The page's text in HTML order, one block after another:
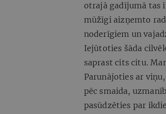
otrajā gadījumā tas
mūžīgi aizņemto
noderīgiem un
Iejūtoties šāda
saprast cits citu.
Parunājoties ar
pēc smaida,
pasūdzēties par